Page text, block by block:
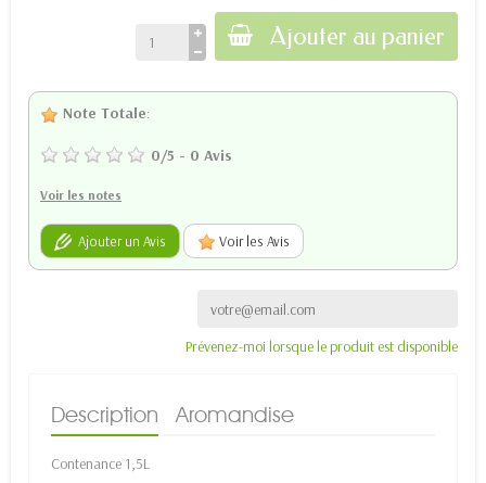
Ajouter au panier
Note Totale:
0/5 - 0 Avis
Voir les notes
Ajouter un Avis Voir les Avis
Prévenez-moi lorsque le produit est disponible
Description Aromandise
Contenance 1,5L